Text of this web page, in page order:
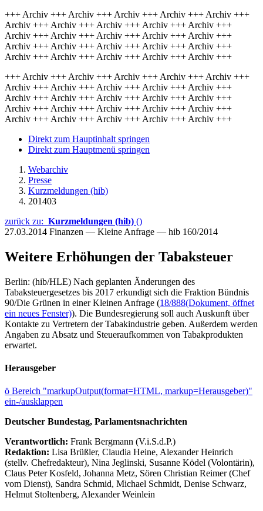
+++ Archiv +++ Archiv +++ Archiv +++ Archiv +++ Archiv +++
Archiv +++ Archiv +++ Archiv +++ Archiv +++ Archiv +++
Archiv +++ Archiv +++ Archiv +++ Archiv +++ Archiv +++
Archiv +++ Archiv +++ Archiv +++ Archiv +++ Archiv +++
Archiv +++ Archiv +++ Archiv +++ Archiv +++ Archiv +++
+++ Archiv +++ Archiv +++ Archiv +++ Archiv +++ Archiv +++
Archiv +++ Archiv +++ Archiv +++ Archiv +++ Archiv +++
Archiv +++ Archiv +++ Archiv +++ Archiv +++ Archiv +++
Archiv +++ Archiv +++ Archiv +++ Archiv +++ Archiv +++
Archiv +++ Archiv +++ Archiv +++ Archiv +++ Archiv +++
Direkt zum Hauptinhalt springen
Direkt zum Hauptmenü springen
Webarchiv
Presse
Kurzmeldungen (hib)
201403
zurück zu: Kurzmeldungen (hib) ()
27.03.2014 Finanzen — Kleine Anfrage — hib 160/2014
Weitere Erhöhungen der Tabaksteuer
Berlin: (hib/HLE) Nach geplanten Änderungen des
Tabaksteuergesetzes bis 2017 erkundigt sich die Fraktion Bündnis
90/Die Grünen in einer Kleinen Anfrage (18/888(Dokument, öffnet
ein neues Fenster)). Die Bundesregierung soll auch Auskunft über
Kontakte zu Vertretern der Tabakindustrie geben. Außerdem werden
Angaben zu Absatz und Steueraufkommen von Tabakprodukten
erwartet.
Herausgeber
ö Bereich "markupOutput(format=HTML, markup=Herausgeber)"
ein-/ausklappen
Deutscher Bundestag, Parlamentsnachrichten
Verantwortlich: Frank Bergmann (V.i.S.d.P.)
Redaktion: Lisa Brüßler, Claudia Heine, Alexander Heinrich
(stellv. Chefredakteur), Nina Jeglinski, Susanne Ködel (Volontärin),
Claus Peter Kosfeld, Johanna Metz, Sören Christian Reimer (Chef
vom Dienst), Sandra Schmid, Michael Schmidt, Denise Schwarz,
Helmut Stoltenberg, Alexander Weinlein